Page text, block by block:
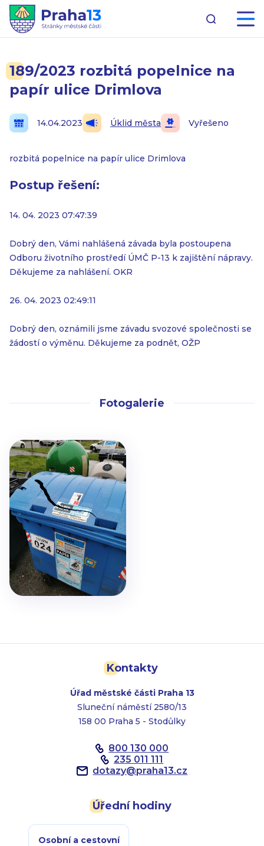
189/2023 rozbitá popelnice na
papír ulice Drimlova
14.04.2023 Úklid města Vyřešeno
rozbitá popelnice na papír ulice Drimlova
Postup řešení:
14. 04. 2023 07:47:39
Dobrý den, Vámi nahlášená závada byla postoupena
Odboru životního prostředí ÚMČ P-13 k zajištění nápravy.
Děkujeme za nahlášení. OKR
26. 04. 2023 02:49:11
Dobrý den, oznámili jsme závadu svozové společnosti se
žádostí o výměnu. Děkujeme za podnět, OŽP
Fotogalerie
Kontakty
Úřad městské části Praha 13
Sluneční náměstí 2580/13
158 00 Praha 5 - Stodůlky
800 130 000
235 011 111
dotazy@praha13.cz
Úřední hodiny
Osobní a cestovní